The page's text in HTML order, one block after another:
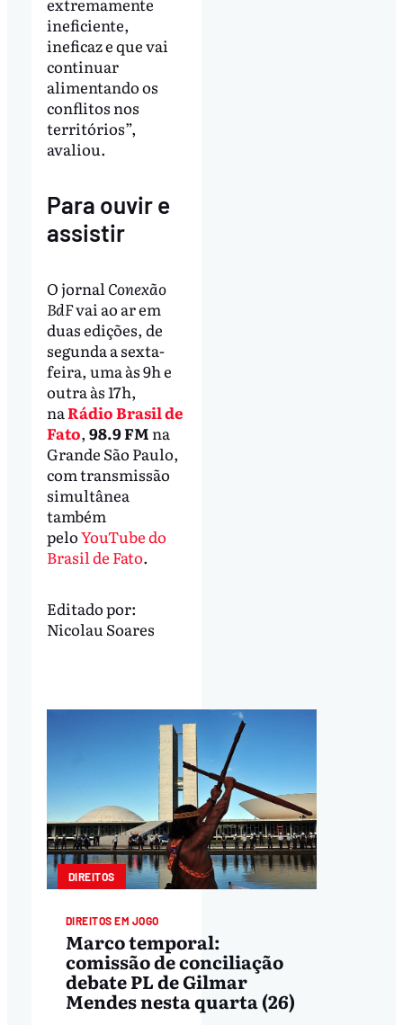
ineficiente,
ineficaz e que vai
continuar
alimentando os
conflitos nos
territórios”,
avaliou.
Para ouvir e
assistir
O jornalConexão
BdFvai ao ar em
duas edições, de
segunda a sexta-
feira, uma às 9h e
outra às 17h,
naRádio Brasil de
Fato, 98.9 FM na
Grande São Paulo,
com transmissão
simultânea
também
peloYouTube do
Brasil de Fato.
Editado por:
Nicolau Soares
DIREITOS
DIREITOS EM JOGO
Marco temporal:
comissão de conciliação
debate PL de Gilmar
Mendes nesta quarta (26)